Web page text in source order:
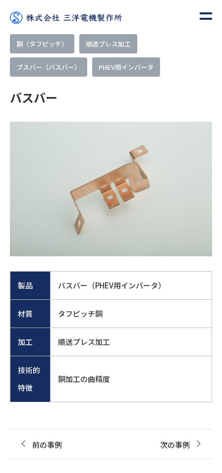
納入実績 PHEV用インバータ
銅（タフピッチ） 順送プレス加工
ブスバー（バスバー） PHEV用インバータ
バスバー
製品 バスバー（PHEV用インバータ）
材質 タフピッチ銅
加工 順送プレス加工
技術的
特徴
銅加工の曲精度
前の事例 次の事例